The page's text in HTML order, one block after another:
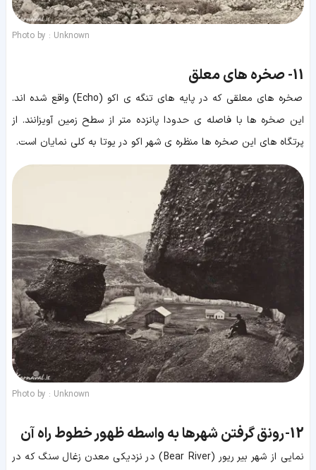
Photo by : Unknown
11- صخره های معلق
صخره های معلقی که در پایه های تنگه ی اکو (Echo) واقع شده اند.
این صخره ها با فاصله ی حدودا پانزده متر از سطح زمین آویزانند. از
پرتگاه های این صخره ها منظره ی شهر اکو در یوتا به کلی نمایان است.
Photo by : Unknown
12- رونق گرفتن شهرها به واسطه ظهور خطوط راه آن
نمایی از شهر بیر ریور (Bear River) در نزدیکی معدن زغال سنگ که در